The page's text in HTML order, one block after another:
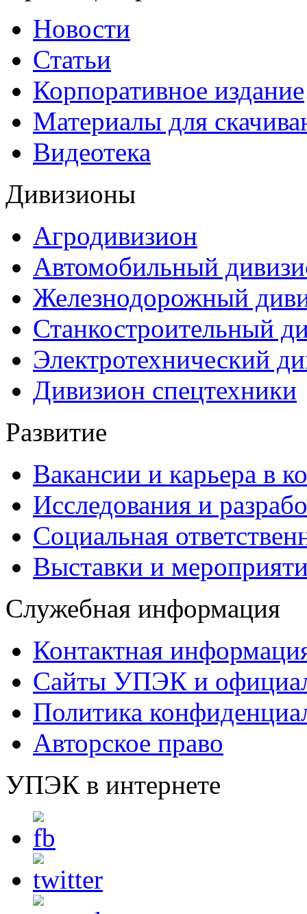
Новости
Статьи
Корпоративное издание
Материалы для
Видеотека
Дивизионы
Агродивизион
Автомобильный
Железнодорожный
Станкостроительный
Электротехнический
Дивизион спецтехники
Развитие
Вакансии и карьера в
Исследования и
Социальная
Выставки и
Служебная информация
Контактная
Сайты УПЭК и
Политика
Авторское право
УПЭК в интернете